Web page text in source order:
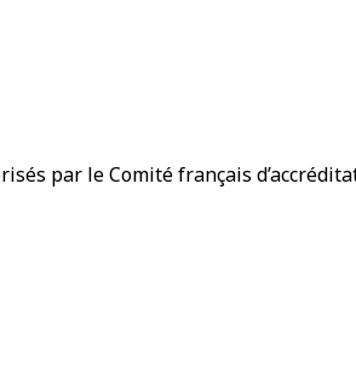
par le Comité français